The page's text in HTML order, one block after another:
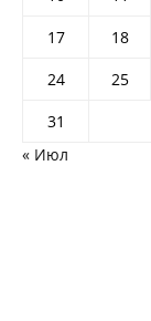
17
18
24
25
31
« Июл